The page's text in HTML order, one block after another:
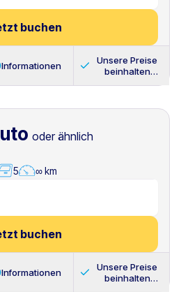
buchen
Informationen
Unsere Preise
beinhalten
oder ähnlich
5 ∞ km
buchen
Informationen
Unsere Preise
beinhalten